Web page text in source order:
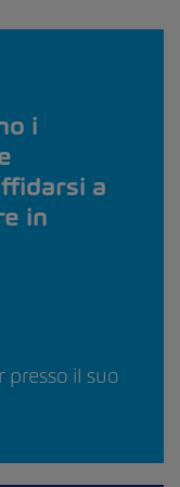
i
a
in
presso il suo